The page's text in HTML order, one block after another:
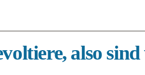
also